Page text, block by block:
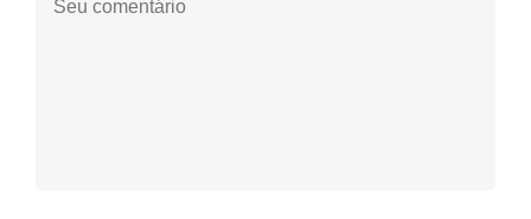
comentário: